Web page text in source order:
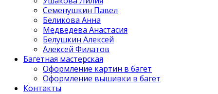
Семенушкин Павел
Беликова Анна
Медведева Анастасия
Белушкин Алексей
Алексей Филатов
Багетная мастерская
Оформление картин в багет
Оформление вышивки в багет
Контакты